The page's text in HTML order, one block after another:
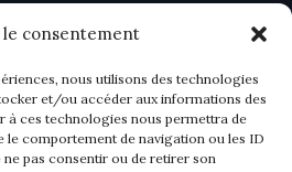
consentement
nous utilisons des technologies
et/ou accéder aux informations des
à ces technologies nous permettra de
le comportement de navigation ou les ID
ne pas consentir ou de retirer son